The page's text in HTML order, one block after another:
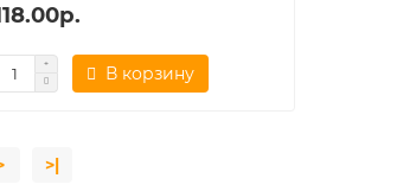
В корзину
>|